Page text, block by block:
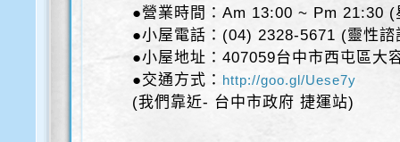
●營業時間：Am 13:00 ~ Pm 21:30 (
●小屋電話：(04) 2328-5671 (靈性
●小屋地址：407059台中市西屯區大
●交通方式： http://goo.gl/Uese7y
(我們靠近- 台中市政府 捷運站)